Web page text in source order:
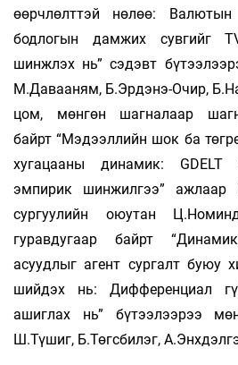
өөрчлөлттэй нөлөө:
бодлогын дамжих сувгийг
шинжлэх нь” сэдэвт
М.Давааням, Б.Эрдэнэ-Очир,
цом, мөнгөн шагналаар
байрт “Мэдээллийн шок ба
хугацааны динамик: GDELT
эмпирик шинжилгээ” ажлаар
сургуулийн оюутан
гуравдугаар байрт
асуудлыг агент сургалт буюу
шийдэх нь: Дифференциал
ашиглах нь” бүтээлээрээ
Ш.Түшиг, Б.Төгсбилэг,